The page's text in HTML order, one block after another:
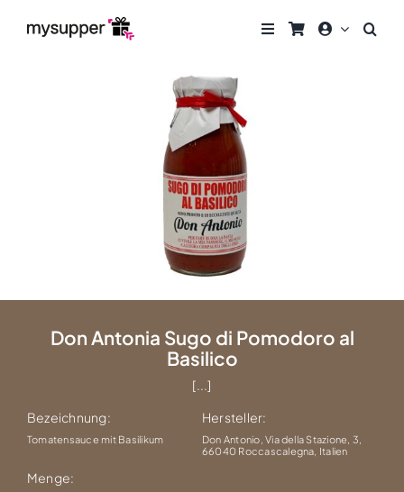
Inhalt
Don Antonia Sugo di Pomodoro al
Basilico
[...]
Bezeichnung:
Tomatensauce mit Basilikum
Hersteller:
Don Antonio, Via della Stazione, 3,
66040 Roccascalegna, Italien
Menge: